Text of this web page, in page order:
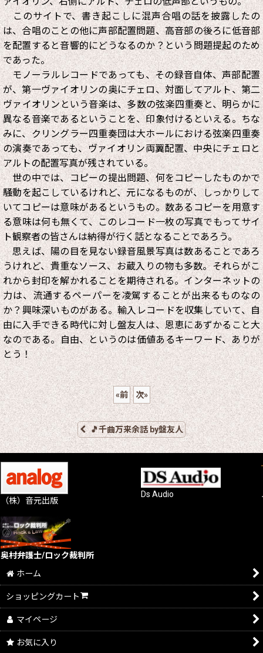
このサイトで、書き起こしに混声合唱の話を披露したの
は、合唱のことの他に声部配置問題、高音部の後ろに低音部
を配置すると音響的にどうなるのか？という問題提起のため
であった。
モノーラルレコードであっても、その録音自体、声部配置
が、第一ヴァイオリンの奥にチェロ、対面してアルト、第二
ヴァイオリンという音楽は、多数の弦楽四重奏と、明らかに
異なる音楽であるということを、印象付けるといえる。ちな
みに、クリングラー四重奏団は大ホールにおける弦楽四重奏
の演奏であっても、ヴァイオリン両翼配置、中央にチェロと
アルトの配置写真が残されている。
世の中では、コピーの提出問題、何をコピーしたものかで
騒動を起こしているけれど、元になるものが、しっかりして
いてコピーは意味があるというもの。数あるコピーを用意す
る意味は何も無くて、このレコード一枚の写真でもってサイ
ト観察者の皆さんは納得が行く話となることであろう。
思えば、陽の目を見ない録音風景写真は数あることであろ
うけれど、貴重なソース、お蔵入りの物も多数。それらがこ
れから封印を解かれることを期待される。インターネットの
力は、流通するペーパーを凌駕することが出来るものなの
か？興味深いものがある。輸入レコードを収集していて、自
由に入手できる時代に対し盤友人は、恩恵にあずかること大
なのである。自由、というのは価値あるキーワード、ありが
とう！
«前 次»
🎵千曲万来余話 by盤友人
（株）音元出版
Ds Audio
奥村弁護士/ロック裁判所
ホーム
ショッピングカート
マイページ
お気に入り